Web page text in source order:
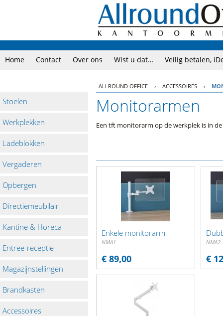
Home Contact Over ons Wist u dat… Veilig betalen,
Stoelen
Werkplekken
Ladeblokken
Vergaderen
Opbergen
Directiemeubilair
Kantine & Horeca
Entree-receptie
Magazijnstellingen
Brandkasten
Accessoires
ALLROUND OFFICE › ACCESSOIRES ›
Monitorarmen
Een tft monitorarm op de werkplek is in
Enkele monitorarm
NMA1
€ 89,00
NMA2
€